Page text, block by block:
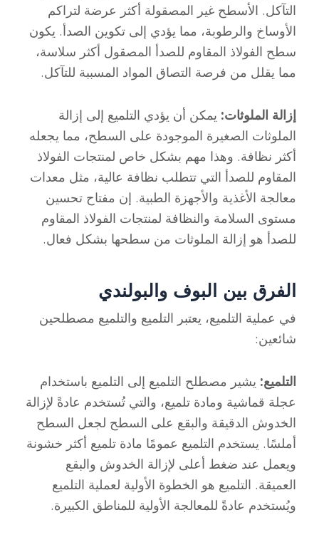
التآكل. الأسطح غير المصقولة أكثر عرضة لتراكم
الأوساخ والرطوبة، مما يؤدي إلى تكوين الصدأ. يكون
سطح الفولاذ المقاوم للصدأ المصقول أكثر سلاسة،
مما يقلل من فرصة التصاق المواد المسببة للتآكل.
إزالة الملوثات: يمكن أن يؤدي التلميع إلى إزالة
الملوثات الصغيرة الموجودة على السطح، مما يجعله
أكثر نظافة. وهذا مهم بشكل خاص لمنتجات الفولاذ
المقاوم للصدأ التي تتطلب نظافة عالية، مثل معدات
معالجة الأغذية والأجهزة الطبية. إن مفتاح تحسين
مستوى السلامة والنظافة لمنتجات الفولاذ المقاوم
للصدأ هو إزالة الملوثات من سطحها بشكل فعال.
الفرق بين البوف والبولندي
في عملية التلميع، يعتبر التلميع والتلميع مصطلحين
شائعين:
التلميع: يشير مصطلح التلميع إلى التلميع باستخدام
عجلة قماشية ومادة تلميع، والتي تُستخدم عادةً لإزالة
الخدوش الدقيقة والبقع على السطح لجعل السطح
أملسًا. يستخدم التلميع عمومًا مادة تلميع أكثر خشونة
ويعمل عند ضغط أعلى لإزالة الخدوش والبقع
العميقة. التلميع هو الخطوة الأولية لعملية التلميع
ويُستخدم عادةً للمعالجة الأولية للمناطق الكبيرة.